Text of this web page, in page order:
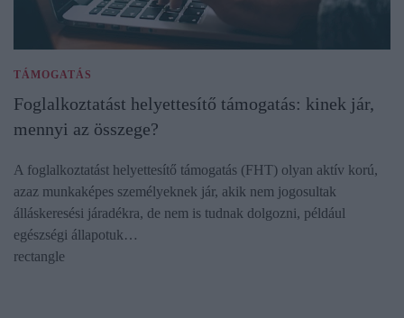
TÁMOGATÁS
Foglalkoztatást helyettesítő támogatás: kinek jár,
mennyi az összege?
A foglalkoztatást helyettesítő támogatás (FHT) olyan aktív korú,
azaz munkaképes személyeknek jár, akik nem jogosultak
álláskeresési járadékra, de nem is tudnak dolgozni, például
egészségi állapotuk…
rectangle